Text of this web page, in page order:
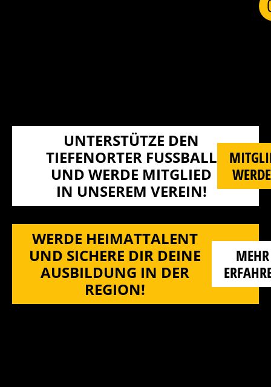
UNTERSTÜTZE DEN
TIEFENORTER FUSSBALL U
ND WERDE MITGLIED I
N UNSEREM VEREIN!
WERDE HEIMATTALENT
UND SICHERE DIR DEINE
AUSBILDUNG IN DER
REGION!
MEHR